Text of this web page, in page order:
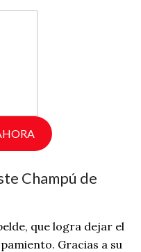
Champú de
que logra dejar el
Gracias a su